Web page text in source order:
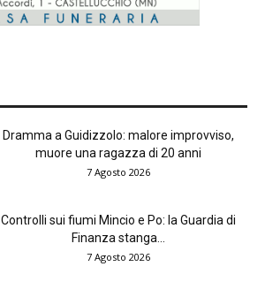
Dramma a Guidizzolo: malore improvviso,
muore una ragazza di 20 anni
7 Agosto 2026
Controlli sui fiumi Mincio e Po: la Guardia di
Finanza stanga...
7 Agosto 2026